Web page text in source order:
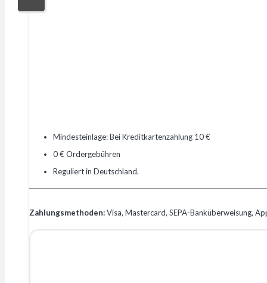
Mindesteinlage: Bei Kreditkartenzahlung 10 €
0 € Ordergebühren
Reguliert in Deutschland.
Zahlungsmethoden:Visa, Mastercard, SEPA-Banküberweisung,